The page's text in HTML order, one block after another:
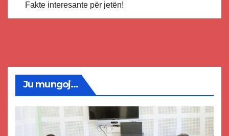
Fakte interesante për jetën!
Ju mungoj...